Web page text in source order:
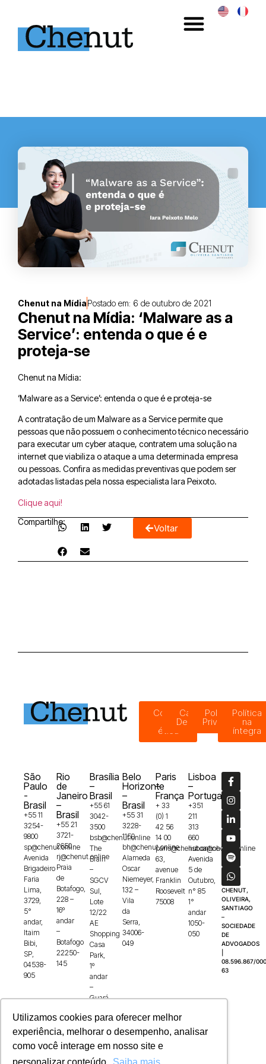
Utilizamos cookies para oferecer melhor
experiência, melhorar o desempenho, analisar
como você interage em nosso site e
Chenut na MídiaPostado em: 6 de outubro de 2021
Chenut na Mídia: ‘Malware as a
Service’: entenda o que é e
proteja-se
Chenut na Mídia:
‘Malware as a Service’: entenda o que é e proteja-se
A contratação de um Malware as a Service permite que
pessoas que não possuem o conhecimento técnico necessário
para executar um cyber ataque, contratem uma solução na
internet que viabiliza o ataque a uma determinada empresa
ou pessoas. Confira as medidas preventivas que podem ser
adotadas listadas pela nossa especialista Iara Peixoto.
Clique aqui!
Compartilhe:
Voltar
Código
ética
Canal de
Denúncias
Política de
Privacidade
Política
na
íntegra
São
Paulo
-
Brasil
+55 11
3254-
9800
sp@chenut.online
Avenida
Brigadeiro
Faria
Lima,
3729,
5°
andar,
Itaim
Bibi,
SP,
04538-
905
Rio
de
Janeiro
–
Brasil
+55 21
3721-
2650
rj@chenut.online
Praia
de
Botafogo,
228 –
16º
andar
–
Botafogo
22250-
145
Brasília
–
Brasil
+55 61
3042-
3500
bsb@chenut.online
The
Brain
–
SGCV
Sul,
Lote
12/22
AE
Shopping
Casa
Park,
1º
andar
–
Guará,
100
Belo
Horizonte
–
Brasil
+55 31
3228-
1150
bh@chenut.online
Alameda
Oscar
Niemeyer,
132 –
Vila
da
Serra,
34006-
049
Paris
–
França
+ 33
(0) 1
42 56
14 00
paris@chenut.online
63,
avenue
Franklin
Roosevelt
75008
Lisboa
–
Portugal
+351
211
313
660
lisboa@chenut.online
Avenida
5 de
Outubro,
n° 85
1°
andar
1050-
050
CHENUT,
OLIVEIRA,
SANTIAGO
–
SOCIEDADE
DE
ADVOGADOS
08.596.867/
63